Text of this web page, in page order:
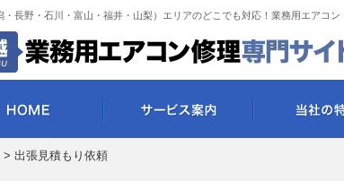
・長野・石川・富山・福井・山梨）エリアのどこでも対応！業務用エアコ
> 出張見積もり依頼